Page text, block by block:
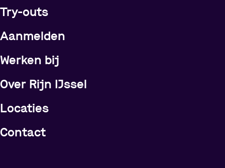
Try-outs
Meer over Rijn IJssel
Aanmelden
Werken bij
Over Rijn IJssel
Locaties
Contact